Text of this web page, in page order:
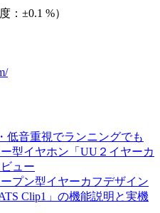
：±0.1 %）
低音重視でランニングでも
型イヤホン「UU２イヤーカ
ュー
プン型イヤーカフデザイン
Clip1」の機能説明と実機